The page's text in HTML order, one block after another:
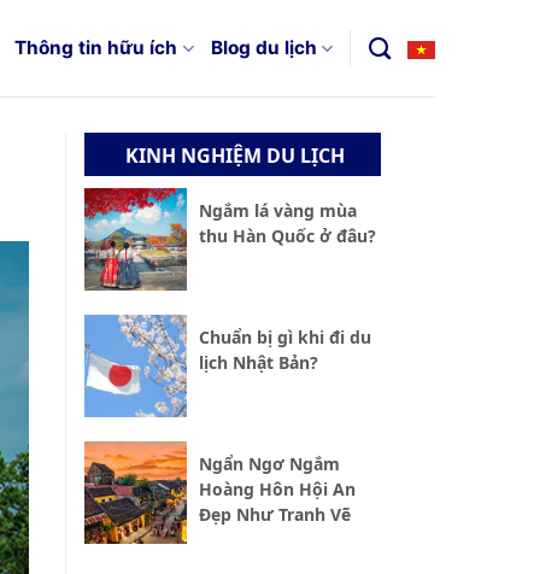
Thông tin hữu ích Blog du lịch
KINH NGHIỆM DU LỊCH
Ngắm lá vàng mùa
thu Hàn Quốc ở đâu?
Chuẩn bị gì khi đi du
lịch Nhật Bản?
Ngẩn Ngơ Ngắm
Hoàng Hôn Hội An
Đẹp Như Tranh Vẽ